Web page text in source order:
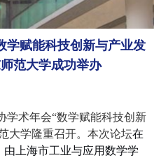
学赋能科技创新与产业发
范大学成功举办
学术年会“数学赋能科技创新
大学隆重召开。本次论坛在
由上海市工业与应用数学学